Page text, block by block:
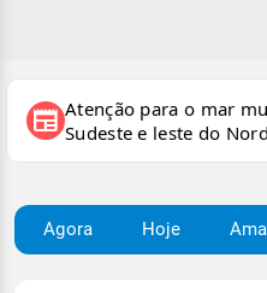
newspaper Atenção para o mar
Sudeste e leste do
Agora Hoje